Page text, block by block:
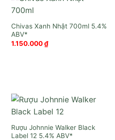
Chivas Xanh Nhật 700ml
1.150.000₫
Rượu Johnnie Walker Black
Label 12